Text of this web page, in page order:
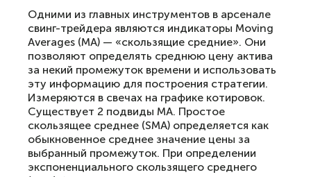
Одними из главных инструментов в арсенале
свинг-трейдера являются индикаторы Moving
Averages (MA) — «скользящие средние». Они
позволяют определять среднюю цену актива
за некий промежуток времени и использовать
эту информацию для построения стратегии.
Измеряются в свечах на графике котировок.
Существует 2 подвиды МА. Простое
скользящее среднее (SMA) определяется как
обыкновенное среднее значение цены за
выбранный промежуток. При определении
экспоненциального скользящего среднего